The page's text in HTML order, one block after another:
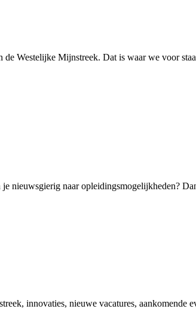
Westelijke Mijnstreek. Dat is waar we voor
nieuwsgierig naar opleidingsmogelijkheden?
innovaties, nieuwe vacatures, aankomende